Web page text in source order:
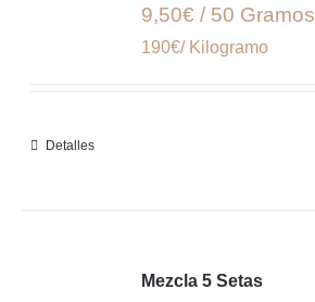
9,50€ / 50 Gramos
190€/ Kilogramo
Detalles
Mezcla 5 Setas